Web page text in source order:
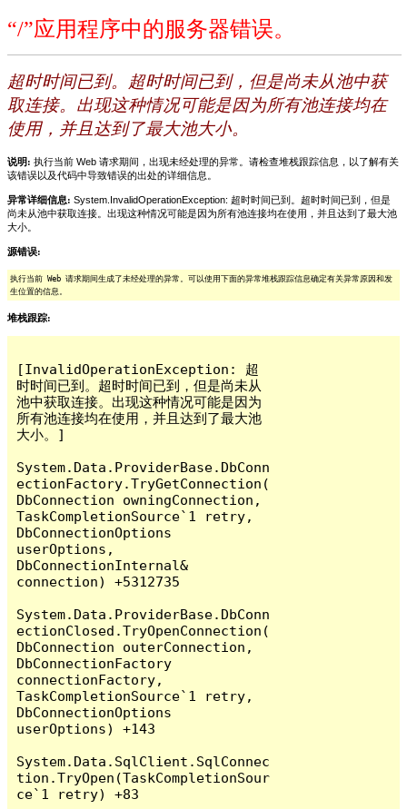
“/”应用程序中的服务器错误。
超时时间已到。超时时间已到，但是尚未从池中获
取连接。出现这种情况可能是因为所有池连接均在
使用，并且达到了最大池大小。
说明: 执行当前 Web 请求期间，出现未经处理的异常。请检查堆栈跟踪信息，以了解有关
该错误以及代码中导致错误的出处的详细信息。
异常详细信息: System.InvalidOperationException: 超时时间已到。超时时间已到，但是
尚未从池中获取连接。出现这种情况可能是因为所有池连接均在使用，并且达到了最大池
大小。
源错误:
执行当前 Web 请求期间生成了未经处理的异常。可以使用下面的异常堆栈跟踪信息确定有关异常原因和发
生位置的信息。
堆栈跟踪:
[InvalidOperationException: 超
时时间已到。超时时间已到，但是尚未从
池中获取连接。出现这种情况可能是因为
所有池连接均在使用，并且达到了最大池
大小。]
System.Data.ProviderBase.DbConn
ectionFactory.TryGetConnection(
DbConnection owningConnection,
TaskCompletionSource`1 retry,
DbConnectionOptions
userOptions,
DbConnectionInternal&
connection) +5312735
System.Data.ProviderBase.DbConn
ectionClosed.TryOpenConnection(
DbConnection outerConnection,
DbConnectionFactory
connectionFactory,
TaskCompletionSource`1 retry,
DbConnectionOptions
userOptions) +143
System.Data.SqlClient.SqlConnec
tion.TryOpen(TaskCompletionSour
ce`1 retry) +83